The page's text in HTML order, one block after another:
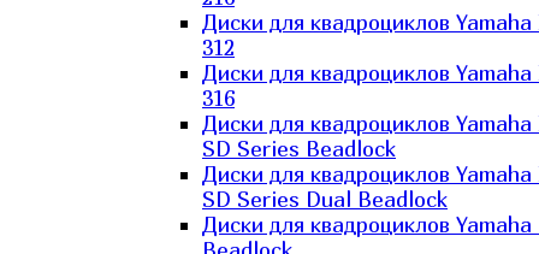
Диски для квадроциклов
312
Диски для квадроциклов
316
Диски для квадроциклов
SD Series Beadlock
Диски для квадроциклов
SD Series Dual Beadlock
Диски для квадроциклов Yamaha